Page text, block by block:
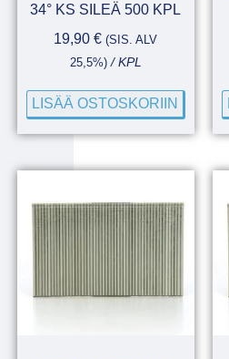
34° KS SILEÄ 500 KPL
19,90€ (SIS. ALV
25,5%)/ KPL
LISÄÄ OSTOSKORIIN